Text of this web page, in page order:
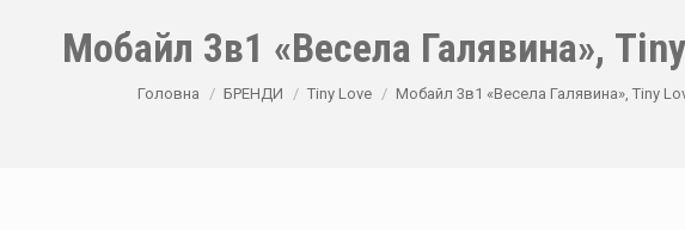
Мобайл 3в1 «Весела Галявина»,
You are here:
Головна БРЕНДИ Tiny Love Мобайл 3в1 «Весела Галявина», Tiny